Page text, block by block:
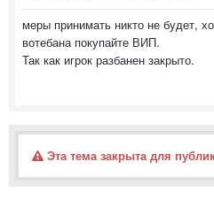
меры принимать никто не будет,
вотебана покупайте ВИП.
Так как игрок разбанен закрыто.
Эта тема закрыта для